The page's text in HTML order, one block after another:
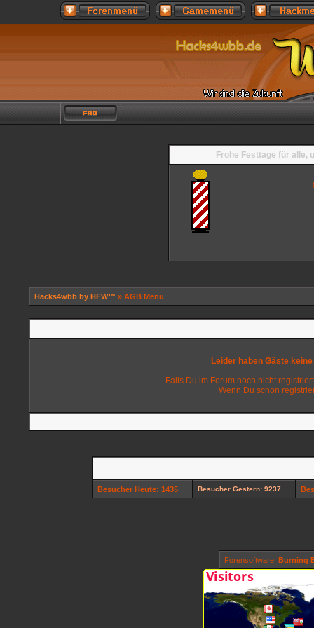
Frohe Festtage für alle,
Hacks4wbb by HFW™ » AGB Menü
Leider haben Gäste
Falls Du im Forum noch nicht
Wenn Du schon
Besucher Heute: 1435 Besucher Gestern: 9237
Forensoftware: Burning